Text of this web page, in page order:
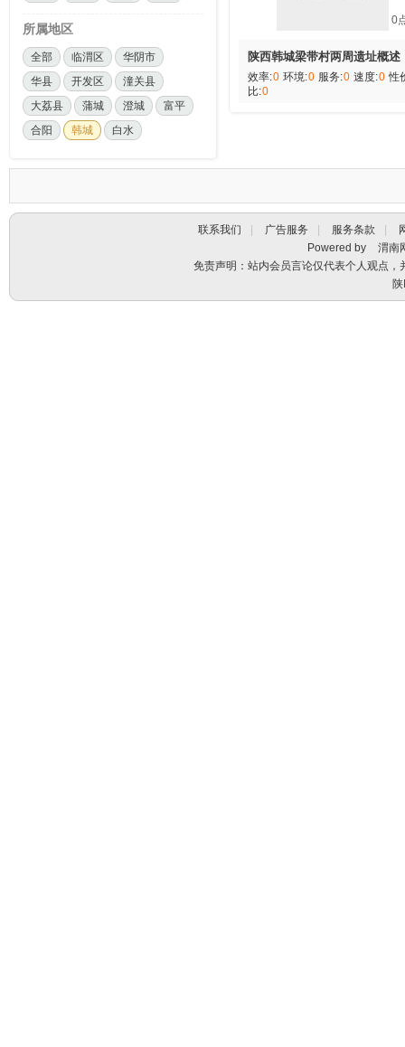
所属地区
全部 临渭区
华阴市
华县
开发区
潼关县
大荔县
蒲城 澄城
富平
合阳
韩城 白水
0
陕西韩城梁带村两周遗址概述
效率:0 环境:0 服务:0 速度:0 性
比:0
联系我们 广告服务 服务条款
Powered by
渭南
免责声明：站内会员言论仅代表个人观点